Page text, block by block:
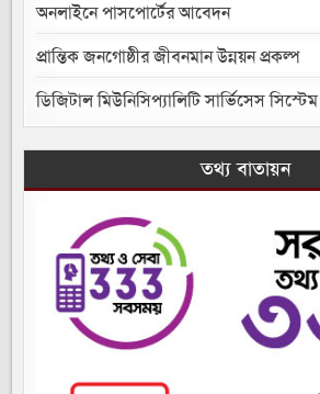
অনলাইনে পাসপোর্টের আবেদন
প্রান্তিক জনগোষ্ঠীর জীবনমান উন্নয়ন প্রকল্প
ডিজিটাল মিউনিসিপ্যালিটি সার্ভিসেস সিস্টেম
তথ্য বাতায়ন